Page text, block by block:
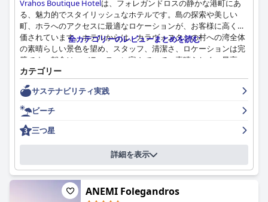
Vrahos Boutique Hotelは、フォレガンドロスの静かな港町にあ
る、魅力的でスタイリッシュなホテルです。島の探索や美しい
町、ホラへのアクセスに最適なロケーションが、お客様に高く評
価されています。ホテルからは、カラヴォスタシの村への湾全体
の素晴らしい景色を望め、スタッフ、清潔さ、ロケーションは完
璧です。朝食は、バラエティに富んでいて、素晴らしく、最高
で、とても良いと評されています。ホテル内のレストラン
「Vegera」のディナーメニューは、とても美味しく、港を見下ろ
すテラスからの美しい眺めが、全体の体験をさらに高めます。客
室は印象的でスタイリッシュで、素晴らしい海と港の景色を望め
ます。ホテルの卓越した清潔さは、多くのお客様から賞賛されて
います。スタッフはフレンドリーで親切で、地元の情報を提供
し、お客様がくつろげるように最善を尽くします。ホテルのプー
ルについては意見が分かれるようですが、ホテルからビーチへの
近さや、一部の客室からの素晴らしい眺めは、フォレガンドロス
でのビーチバケーションに最適な選択肢の1つとなっています。
全体として、Vrahos Boutique Hotel
快適なブティックホテルであり、静けさと贅沢さを求める方に最
全カテゴリーのレビューまとめを読む
カテゴリー
サステナビリティ実践
ビーチ
三つ星
詳細を表示
ANEMI Folegandros